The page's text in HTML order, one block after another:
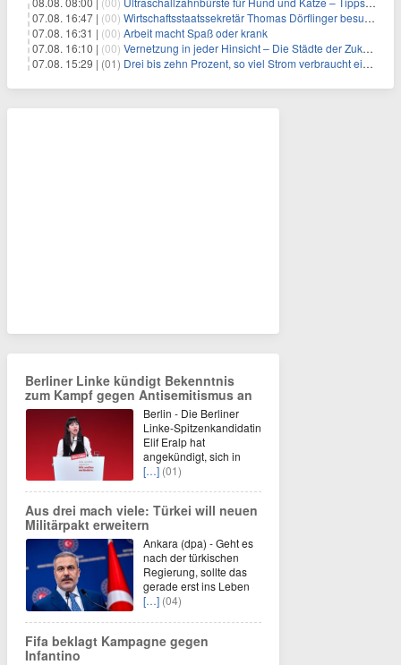
07.08. 16:47 | (00) Wirtschaftsstaatssekretär Thomas Dörflinger besucht Handwerksbetrieb im Kammerbezirk Freiburg
07.08. 16:31 | (00) Arbeit macht Spaß oder krank
07.08. 16:10 | (00) Vernetzung in jeder Hinsicht – Die Städte der Zukunft sind grün-blau
07.08. 15:29 | (01) Drei bis zehn Prozent, so viel Strom verbraucht ein Aufzug im Gebäude
Berliner Linke kündigt Bekenntnis
zum Kampf gegen Antisemitismus an
Berlin - Die Berliner
Linke-Spitzenkandidatin
Elif Eralp hat
angekündigt, sich in
[…] (01)
Aus drei mach viele: Türkei will neuen
Militärpakt erweitern
Ankara (dpa) - Geht es
nach der türkischen
Regierung, sollte das
gerade erst ins Leben
[…] (04)
Fifa beklagt Kampagne gegen
Infantino